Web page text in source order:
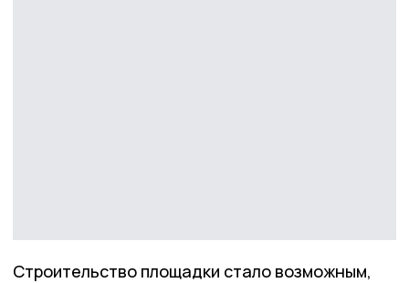
Строительство площадки стало возможным,